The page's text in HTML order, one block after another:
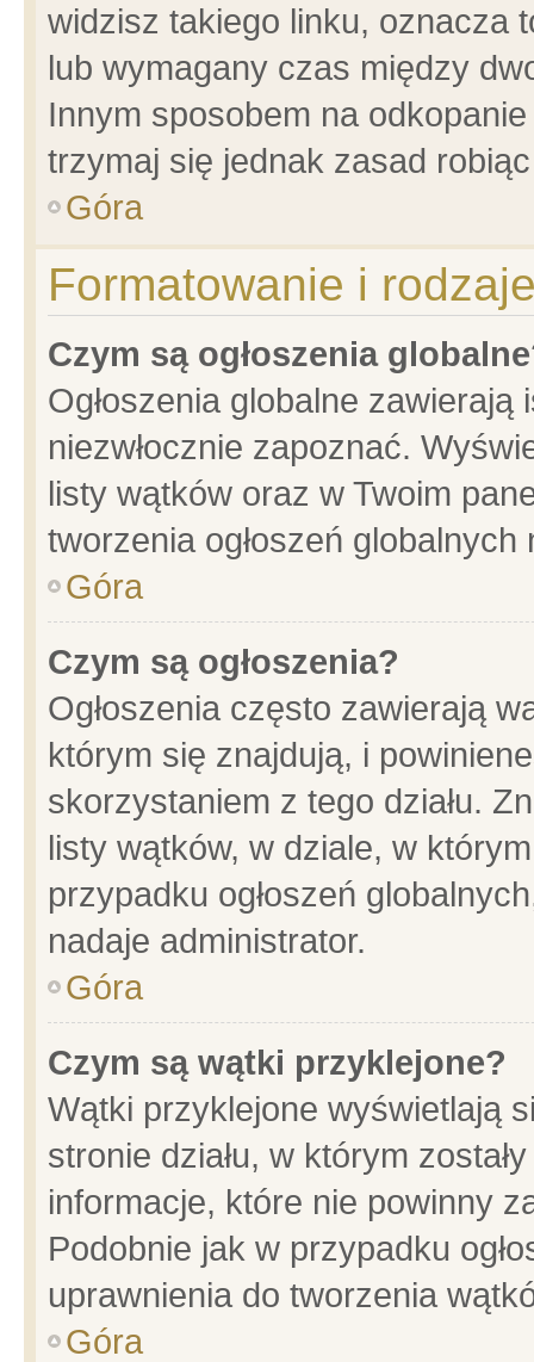
widzisz takiego linku, oznacza
lub wymagany czas między
Innym sposobem na
trzymaj się jednak zasad
Góra
Formatowanie i
Czym są ogłoszenia
Ogłoszenia globalne
niezwłocznie zapoznać.
listy wątków oraz w Twoim
tworzenia ogłoszeń
Góra
Czym są ogłoszenia?
Ogłoszenia często zawierają
którym się znajdują, i
skorzystaniem z tego działu.
listy wątków, w dziale, w
przypadku ogłoszeń
nadaje administrator.
Góra
Czym są wątki przyklejone?
Wątki przyklejone wyświetlają
stronie działu, w którym
informacje, które nie powinny
Podobnie jak w przypadku
uprawnienia do tworzenia
Góra